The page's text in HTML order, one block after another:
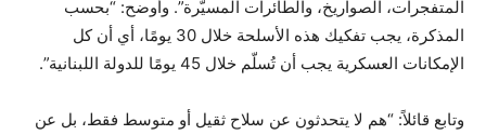
المتفجرات، الصواريخ، والطائرات المسيّرة”. وأوضح: “بحسب
المذكرة، يجب تفكيك هذه الأسلحة خلال 30 يومًا، أي أن كل
الإمكانات العسكرية يجب أن تُسلّم خلال 45 يومًا للدولة اللبنانية”.
وتابع قائلاً: “هم لا يتحدثون عن سلاح ثقيل أو متوسط فقط، بل عن